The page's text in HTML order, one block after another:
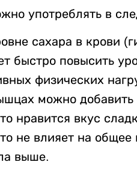
употреблять в
сахара в крови
быстро повысить
физических
можно добавить
нравится вкус
не влияет на
выше.